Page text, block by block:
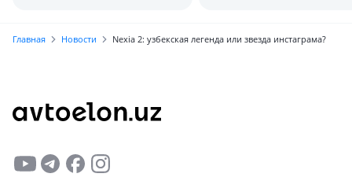
Главная Новости Nexia 2: узбекская легенда или звезда инстаграма?